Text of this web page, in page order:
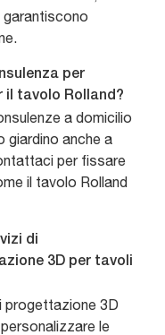
per
il tavolo Rolland?
a domicilio
giardino anche a
per fissare
il tavolo Rolland
di
3D per tavoli
progettazione 3D
le